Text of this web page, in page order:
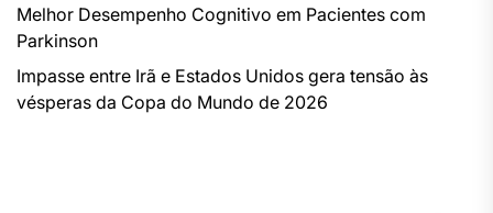
Melhor Desempenho Cognitivo em Pacientes com
Parkinson
Impasse entre Irã e Estados Unidos gera tensão às
vésperas da Copa do Mundo de 2026